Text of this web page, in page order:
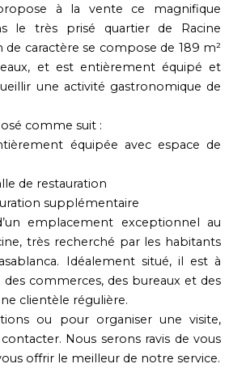
à la vente ce magnifique
le très prisé quartier de Racine
de caractère se compose de 189 m²
et est entièrement équipé et
une activité gastronomique de
comme suit :
équipée avec espace de
de restauration
supplémentaire
emplacement exceptionnel au
très recherché par les habitants
Idéalement situé, il est à
commerces, des bureaux et des
clientèle régulière.
ou pour organiser une visite,
Nous serons ravis de vous
offrir le meilleur de notre service.